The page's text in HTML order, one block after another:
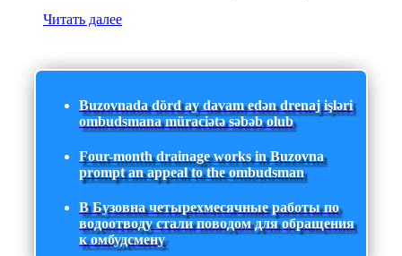
Читать далее
Buzovnada dörd ay davam edən drenaj işləri
ombudsmana müraciətə səbəb olub
Four-month drainage works in Buzovna
prompt an appeal to the ombudsman
В Бузовна четырехмесячные работы по
водоотводу стали поводом для обращения
к омбудсмену